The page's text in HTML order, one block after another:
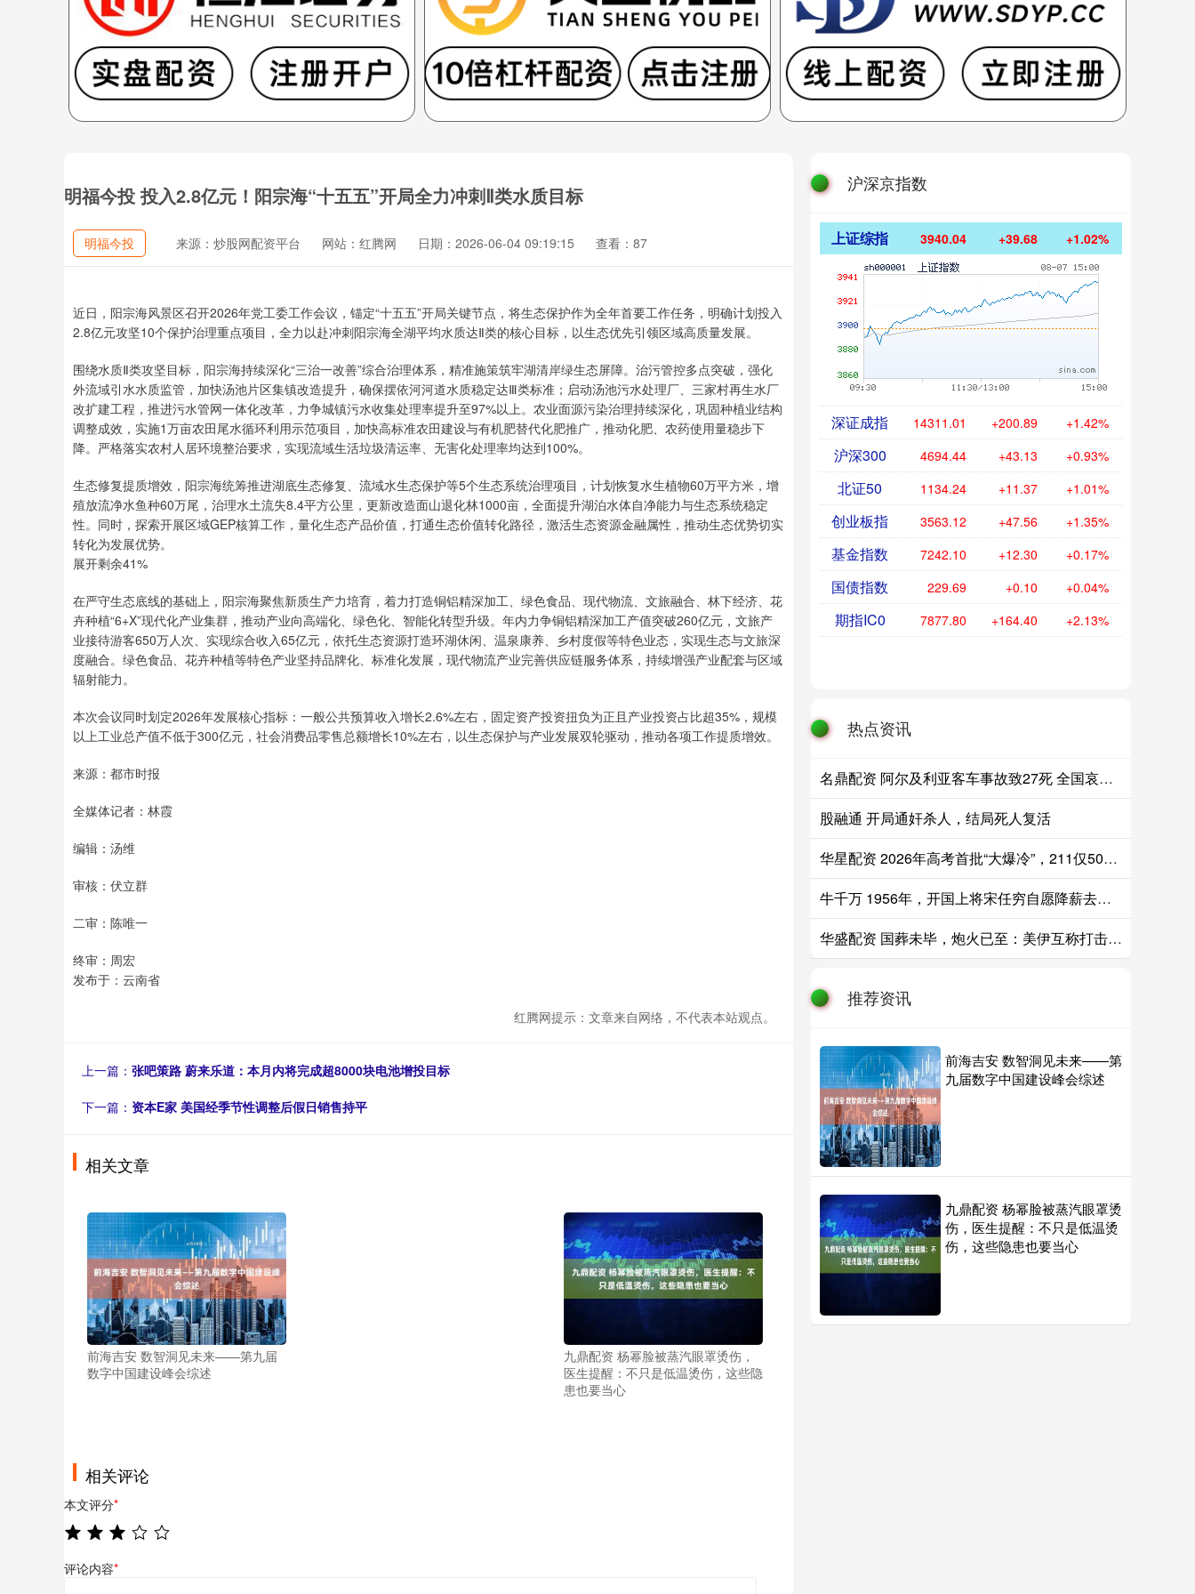
明福今投 投入2.8亿元！阳宗海“十五五”开局全力冲刺Ⅱ类水质目标
明福今投 来源：炒股网配资平台 网站：红腾网 日期：2026-06-04 09:19:15 查看：87
近日，阳宗海风景区召开2026年党工委工作会议，锚定“十五五”开局关键节点，将生态保护作为全年首要工作任务，明确计划投入
2.8亿元攻坚10个保护治理重点项目，全力以赴冲刺阳宗海全湖平均水质达Ⅱ类的核心目标，以生态优先引领区域高质量发展。
围绕水质Ⅱ类攻坚目标，阳宗海持续深化“三治一改善”综合治理体系，精准施策筑牢湖清岸绿生态屏障。治污管控多点突破，强化
外流域引水水质监管，加快汤池片区集镇改造提升，确保摆依河河道水质稳定达Ⅲ类标准；启动汤池污水处理厂、三家村再生水厂
改扩建工程，推进污水管网一体化改革，力争城镇污水收集处理率提升至97%以上。农业面源污染治理持续深化，巩固种植业结构
调整成效，实施1万亩农田尾水循环利用示范项目，加快高标准农田建设与有机肥替代化肥推广，推动化肥、农药使用量稳步下
降。严格落实农村人居环境整治要求，实现流域生活垃圾清运率、无害化处理率均达到100%。
生态修复提质增效，阳宗海统筹推进湖底生态修复、流域水生态保护等5个生态系统治理项目，计划恢复水生植物60万平方米，增
殖放流净水鱼种60万尾，治理水土流失8.4平方公里，更新改造面山退化林1000亩，全面提升湖泊水体自净能力与生态系统稳定
性。同时，探索开展区域GEP核算工作，量化生态产品价值，打通生态价值转化路径，激活生态资源金融属性，推动生态优势切实
转化为发展优势。
展开剩余41%
在严守生态底线的基础上，阳宗海聚焦新质生产力培育，着力打造铜铝精深加工、绿色食品、现代物流、文旅融合、林下经济、花
卉种植“6+X”现代化产业集群，推动产业向高端化、绿色化、智能化转型升级。年内力争铜铝精深加工产值突破260亿元，文旅产
业接待游客650万人次、实现综合收入65亿元，依托生态资源打造环湖休闲、温泉康养、乡村度假等特色业态，实现生态与文旅深
度融合。绿色食品、花卉种植等特色产业坚持品牌化、标准化发展，现代物流产业完善供应链服务体系，持续增强产业配套与区域
辐射能力。
本次会议同时划定2026年发展核心指标：一般公共预算收入增长2.6%左右，固定资产投资扭负为正且产业投资占比超35%，规模
以上工业总产值不低于300亿元，社会消费品零售总额增长10%左右，以生态保护与产业发展双轮驱动，推动各项工作提质增效。
来源：都市时报
全媒体记者：林霞
编辑：汤维
审核：伏立群
二审：陈唯一
终审：周宏
发布于：云南省
红腾网提示：文章来自网络，不代表本站观点。
上一篇： 张吧策路 蔚来乐道：本月内将完成超8000块电池增投目标
下一篇： 资本E家 美国经季节性调整后假日销售持平
相关文章
前海吉安 数智洞见未来——第九届
数字中国建设峰会综述
九鼎配资 杨幂脸被蒸汽眼罩烫伤，
医生提醒：不只是低温烫伤，这些隐
患也要当心
相关评论
本文评分*
评论内容*
沪深京指数
上证综指 3940.04 +39.68 +1.02%
深证成指 14311.01 +200.89 +1.42%
沪深300 4694.44 +43.13 +0.93%
北证50 1134.24 +11.37 +1.01%
创业板指 3563.12 +47.56 +1.35%
基金指数 7242.10 +12.30 +0.17%
国债指数 229.69 +0.10 +0.04%
期指IC0 7877.80 +164.40 +2.13%
热点资讯
名鼎配资 阿尔及利亚客车事故致27死 全国哀悼三天
股融通 开局通奸杀人，结局死人复活
华星配资 2026年高考首批“大爆冷”，211仅503分，26所本科高校竟无人投档！
牛千万 1956年，开国上将宋任穷自愿降薪去当地质副部长，毛主席却摇头拒绝：
华盛配资 国葬未毕，炮火已至：美伊互称打击对方80个目标
推荐资讯
前海吉安 数智洞见未来——第
九届数字中国建设峰会综述
九鼎配资 杨幂脸被蒸汽眼罩烫
伤，医生提醒：不只是低温烫
伤，这些隐患也要当心